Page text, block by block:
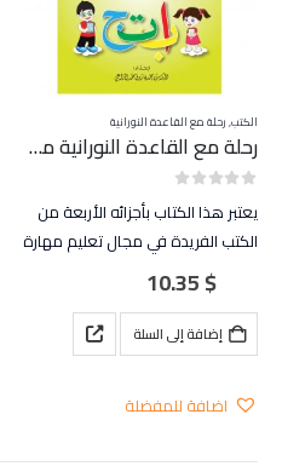
صفحة
الكتب,رحلة مع القاعدة النورانية
رحلة مع القاعدة النورانية من الألف إلى الياء – الجزء الاول
يعتبر هذا الكتاب بأجزائه الأربعة من
الكتب الفريدة في مجال تعليم مهارة
الكتابة للغة العربية وما يُحتاج إليه
الأطفال في تعلّم اللغة العربية
10.35$
إضافة إلى السلة
اضافة للمفضلة